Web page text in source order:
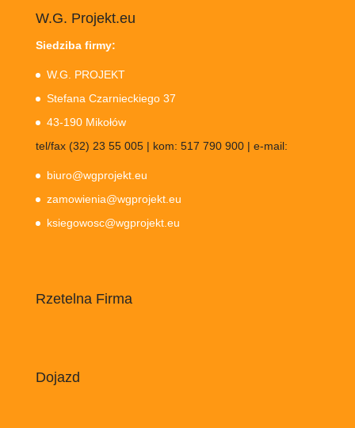
W.G. Projekt.eu
Siedziba firmy:
W.G. PROJEKT
Stefana Czarnieckiego 37
43-190 Mikołów
tel/fax (32) 23 55 005 | kom: 517 790 900 | e-mail:
biuro@wgprojekt.eu
zamowienia@wgprojekt.eu
ksiegowosc@wgprojekt.eu
Rzetelna Firma
Dojazd